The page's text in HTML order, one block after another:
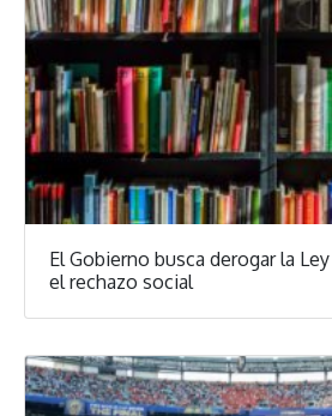
El Gobierno busca derogar la
el rechazo social